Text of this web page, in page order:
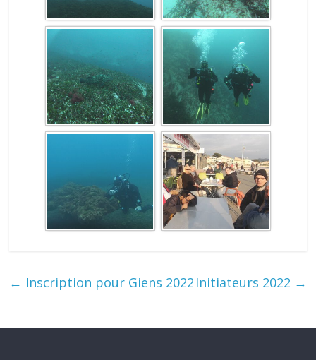
← Inscription pour Giens 2022 Initiateurs 2022 →